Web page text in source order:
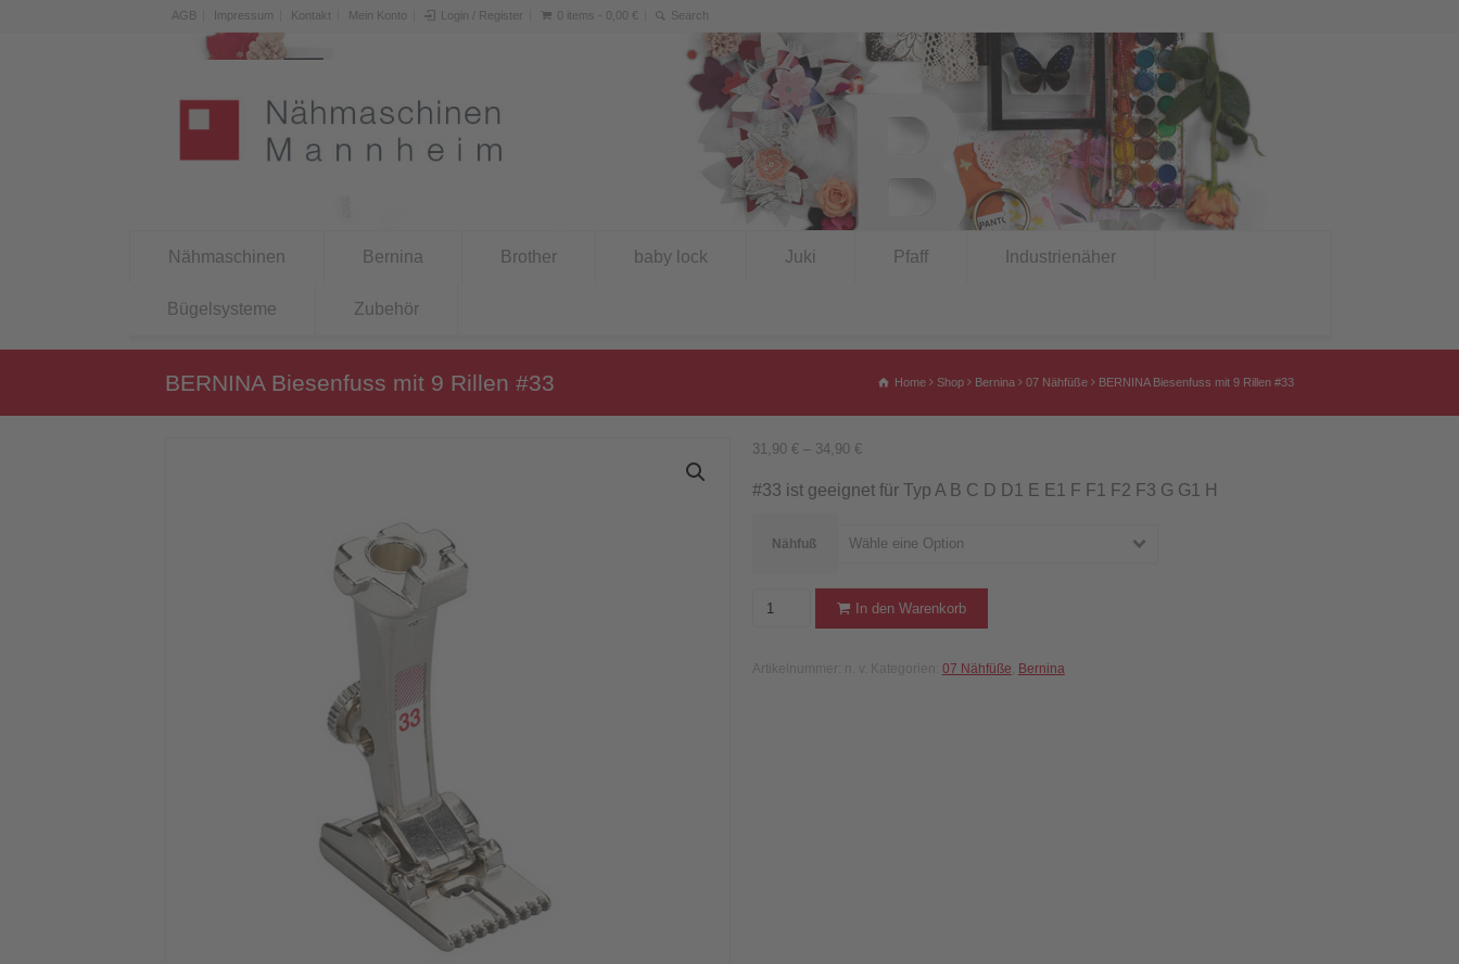
AGB Impressum Kontakt Mein Konto Login / Register 0 items - 0,00 €
Nähmaschinen Bernina Brother baby lock Juki Pfaff Industrienäher
Bügelsysteme Zubehör
BERNINA Biesenfuss mit 9 Rillen #33 Home Shop Bernina 07 Nähfüße BERNINA Biesenfuss mit 9 Rillen #33
31,90 €– 34,90 €
#33 ist geeignet für Typ A B C D D1 E E1 F F1 F2 F3 G G1 H
Nähfuß Wähle eine Option
BERNINA
In den Warenkorb
Artikelnummer: n. v. Kategorien: 07 Nähfüße Bernina